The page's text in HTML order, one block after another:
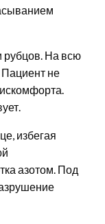
рубцов. На всю
Пациент не
избегая
азотом. Под